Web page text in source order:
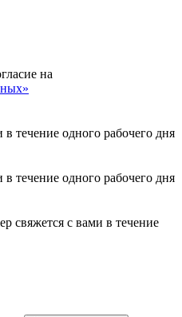
на
течение одного рабочего дня
течение одного рабочего дня
свяжется с вами в течение